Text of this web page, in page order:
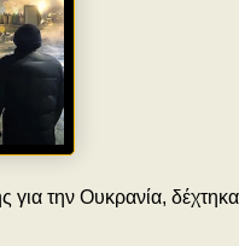
την Ουκρανία,